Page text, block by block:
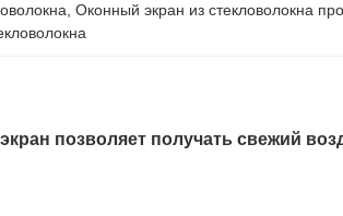
, Оконный экран из стекловолокна
позволяет получать свежий